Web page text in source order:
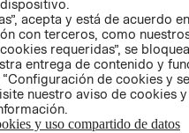
acepta y está de acuerdo
con terceros, como
requeridas”, se
entrega de contenido y
de cookies y
nuestro aviso de cookies
y uso compartido de datos